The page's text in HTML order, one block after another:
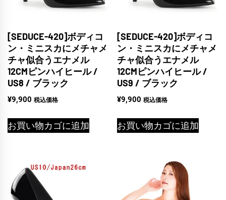
[SEDUCE-420]ボディコ
ン・ミニスカにメチャメ
チャ似合うエナメル
12CMピンハイヒール /
US8 / ブラック
¥9,900 税込価格
お買い物カゴに追加
[SEDUCE-420]ボディコ
ン・ミニスカにメチャメ
チャ似合うエナメル
12CMピンハイヒール /
US9 / ブラック
¥9,900 税込価格
お買い物カゴに追加